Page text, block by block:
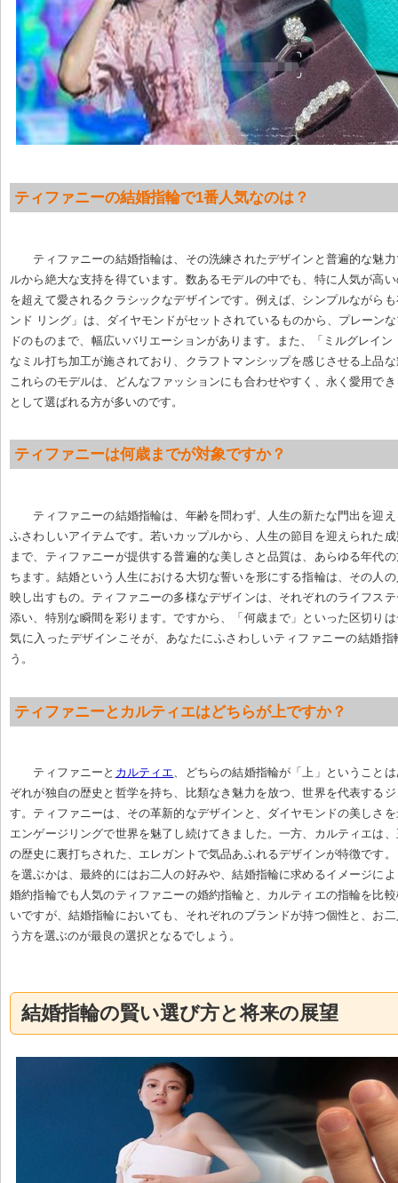
ティファニーの結婚指輪で1番人気なのは？
ティファニーの結婚指輪は、その洗練されたデザインと普遍的な魅
ルから絶大な支持を得ています。数あるモデルの中でも、特に人気が高
を超えて愛されるクラシックなデザインです。例えば、シンプルながら
ンド リング」は、ダイヤモンドがセットされているものから、プレーン
ドのものまで、幅広いバリエーションがあります。また、「ミルグレイ
なミル打ち加工が施されており、クラフトマンシップを感じさせる上品
これらのモデルは、どんなファッションにも合わせやすく、永く愛用で
として選ばれる方が多いのです。
ティファニーは何歳までが対象ですか？
ティファニーの結婚指輪は、年齢を問わず、人生の新たな門出を迎
ふさわしいアイテムです。若いカップルから、人生の節目を迎えられた
まで、ティファニーが提供する普遍的な美しさと品質は、あらゆる年代
ちます。結婚という人生における大切な誓いを形にする指輪は、その人
映し出すもの。ティファニーの多様なデザインは、それぞれのライフス
添い、特別な瞬間を彩ります。ですから、「何歳まで」といった区切り
気に入ったデザインこそが、あなたにふさわしいティファニーの結婚指
う。
ティファニーとカルティエはどちらが上ですか？
ティファニーと カルティエ、どちらの結婚指輪が「上」ということ
ぞれが独自の歴史と哲学を持ち、比類なき魅力を放つ、世界を代表する
す。ティファニーは、その革新的なデザインと、ダイヤモンドの美しさ
エンゲージリングで世界を魅了し続けてきました。一方、カルティエは
の歴史に裏打ちされた、エレガントで気品あふれるデザインが特徴です
を選ぶかは、最終的にはお二人の好みや、結婚指輪に求めるイメージに
婚約指輪でも人気のティファニーの婚約指輪と、カルティエの指輪を比
いですが、結婚指輪においても、それぞれのブランドが持つ個性と、お
う方を選ぶのが最良の選択となるでしょう。
結婚指輪の賢い選び方と将来の展望